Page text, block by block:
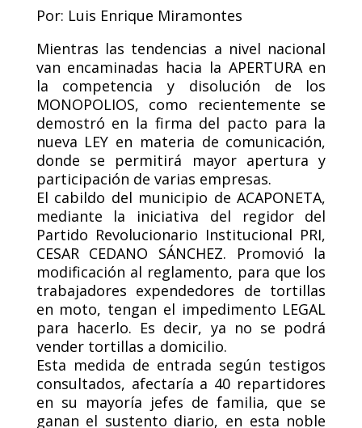
Por: Luis Enrique Miramontes
Mientras las tendencias a nivel nacional
van encaminadas hacia la APERTURA en
la competencia y disolución de los
MONOPOLIOS, como recientemente se
demostró en la firma del pacto para la
nueva LEY en materia de comunicación,
donde se permitirá mayor apertura y
participación de varias empresas.
El cabildo del municipio de ACAPONETA,
mediante la iniciativa del regidor del
Partido Revolucionario Institucional PRI,
CESAR CEDANO SÁNCHEZ. Promovió la
modificación al reglamento, para que los
trabajadores expendedores de tortillas
en moto, tengan el impedimento LEGAL
para hacerlo. Es decir, ya no se podrá
vender tortillas a domicilio.
Esta medida de entrada según testigos
consultados, afectaría a 40 repartidores
en su mayoría jefes de familia, que se
ganan el sustento diario, en esta noble